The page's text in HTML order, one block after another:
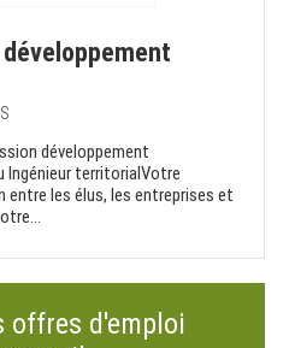
développement
territorialVotre
les élus, les entreprises et
offres d'emploi